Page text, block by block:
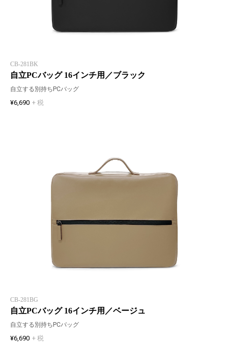
CB-281BK
自立PCバッグ 16インチ用／ブラック
自立する別持ちPCバッグ
¥6,690 + 税
CB-281BG
自立PCバッグ 16インチ用／ベージュ
自立する別持ちPCバッグ
¥6,690 + 税